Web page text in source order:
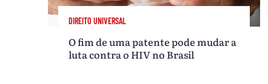
DIREITO UNIVERSAL
O fim de uma patente pode mudar a
luta contra o HIV no Brasil